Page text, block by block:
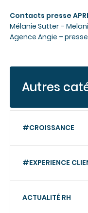
Contacts presse
Mélanie Sutter –
Agence Angie –
Autres
#CROISSANCE
#EXPERIENCE
ACTUALITÉ RH